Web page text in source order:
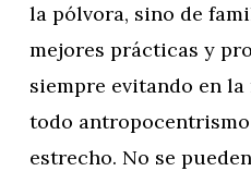
la pólvora, sino de
mejores prácticas y
siempre evitando en
todo
estrecho. No se